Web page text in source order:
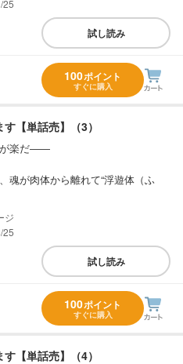
25
試し読み
100ポイント
すぐに購入
【単話売】（3）
が楽だ――
魂が肉体から離れて“浮遊体（ふ
25
試し読み
100ポイント
すぐに購入
【単話売】（4）